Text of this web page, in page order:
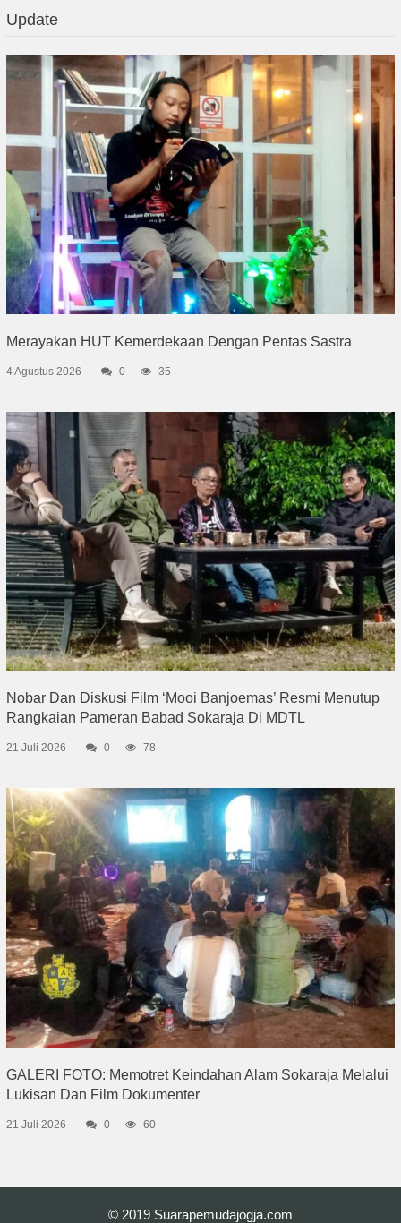
Update
Merayakan HUT Kemerdekaan Dengan Pentas Sastra
4 Agustus 2026 0 35
Nobar Dan Diskusi Film ‘Mooi Banjoemas’ Resmi Menutup
Rangkaian Pameran Babad Sokaraja Di MDTL
21 Juli 2026 0 78
GALERI FOTO: Memotret Keindahan Alam Sokaraja Melalui
Lukisan Dan Film Dokumenter
21 Juli 2026 0 60
© 2019 Suarapemudajogja.com